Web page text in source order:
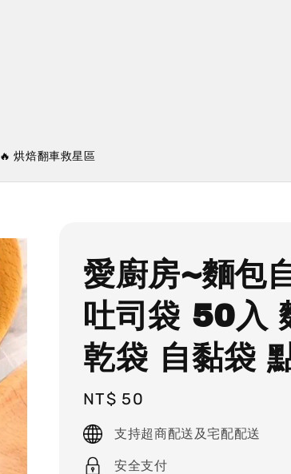
🔥 烘焙翻車救星區
愛廚房~麵包
吐司袋 50入
乾袋 自黏袋
Regular
price
NT$ 50
支持超商配送及宅配配送
安全支付